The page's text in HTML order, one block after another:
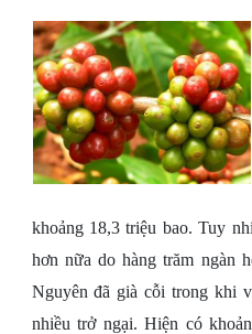
khoảng 18,3 triệu bao. Tuy
hơn nữa do hàng trăm ngàn
Nguyên đã già cỗi trong khi
nhiều trở ngại. Hiện có